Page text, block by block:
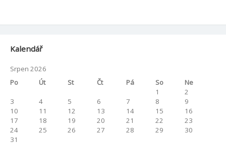
Kalendář
Srpen 2026
Po
Út St Čt Pá So
Ne
1
2
3
4 5 6 7 8
9
10
11 12 13 14 15
16
17
18 19 20 21 22
23
24
25 26 27 28 29
30
31